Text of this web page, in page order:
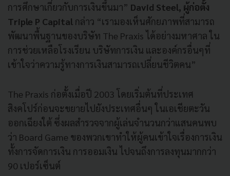
การศึกษาเกี่ยวกับการเงินขึ้นมา” David Steel, ผู้ก่อตั้ง
Triple P Capital กล่าว “เรามองเห็นศักยภาพที่สามารถ
พัฒนาพื้นฐานของบริษัท The Praxis ได้อย่างมหาศาล ใน
การช่วยเหลือโรงเรียน บริษัทการเงิน และองค์กรอื่นๆที่
เข้าใจว่าความรู้ทางการเงินสามารถเปลี่ยนชีวิตคน”
The Praxis ก่อตั้งเมื่อปี 2003 โดยเริ่มต้นที่ประเทศ
สิงคโปร์ก่อนจะขยายไปยังประเทศอื่นๆ ในเอเชียตะวัน
ออกเฉียงใต้ ซึ่งผลสำรวจจากผู้เล่นจำนวนกว่าแสนคนพบ
ว่า Board Game ของพวกเขาทำให้ผู้คนเข้าใจเรื่องการเงิน
ทั้งการจัดการเงิน การออมเงิน ไปจนถึงการลงทุนมากกว่า
90 เปอร์เซ็นต์